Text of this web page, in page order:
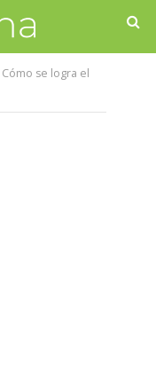
Cómo se logra el